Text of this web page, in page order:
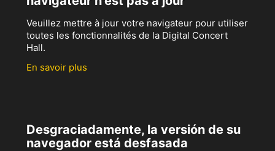
Veuillez mettre à jour votre navigateur pour utiliser
toutes les fonctionnalités de la Digital Concert
Hall.
En savoir plus
Desgraciadamente, la versión de su
navegador está desfasada